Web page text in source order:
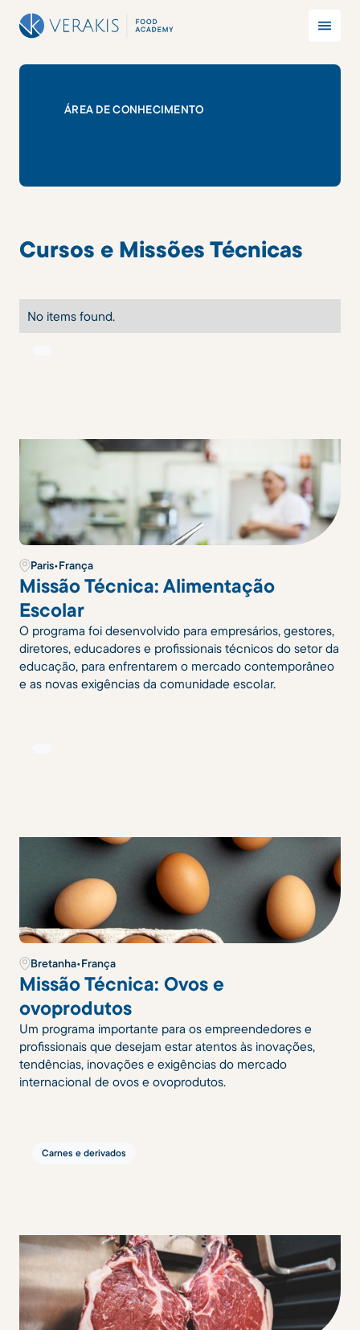
ÁREA DE CONHECIMENTO
Cursos e Missões Técnicas
No items found.
Paris•França
Missão Técnica: Alimentação
Escolar
O programa foi desenvolvido para empresários, gestores,
diretores, educadores e profissionais técnicos do setor da
educação, para enfrentarem o mercado contemporâneo
e as novas exigências da comunidade escolar.
Bretanha•França
Missão Técnica: Ovos e
ovoprodutos
Um programa importante para os empreendedores e
profissionais que desejam estar atentos às inovações,
tendências, inovações e exigências do mercado
internacional de ovos e ovoprodutos.
Carnes e derivados